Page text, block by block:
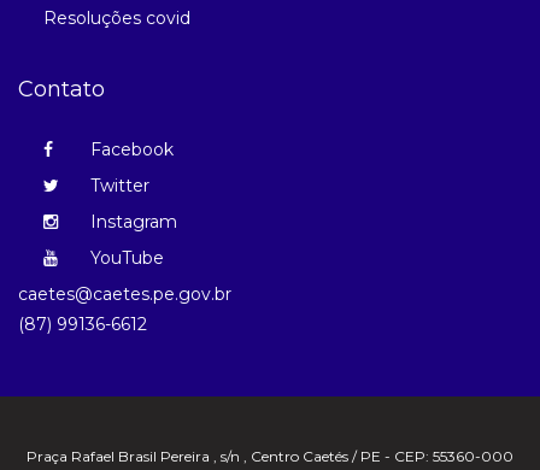
Resoluções covid
Contato
Facebook
Twitter
Instagram
YouTube
caetes@caetes.pe.gov.br
(87) 99136-6612
Praça Rafael Brasil Pereira , s/n , Centro Caetés / PE - CEP: 55360-000